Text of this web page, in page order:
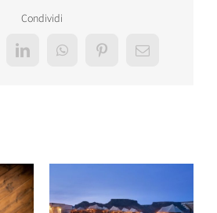
Condividi
LinkedInWhatsAppPinterestEmail